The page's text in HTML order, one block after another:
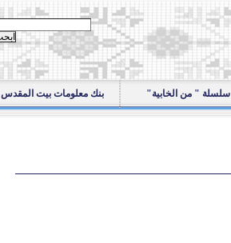
سلسلة " من الخابية" بنك معلومات بيت المقدس